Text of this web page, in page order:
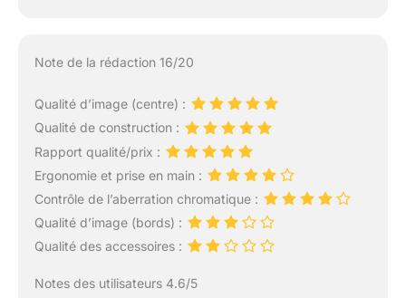
Note de la rédaction 16/20
Qualité d’image (centre) :
Qualité de construction :
Rapport qualité/prix :
Ergonomie et prise en main :
Contrôle de l’aberration chromatique :
Qualité d’image (bords) :
Qualité des accessoires :
Notes des utilisateurs 4.6/5